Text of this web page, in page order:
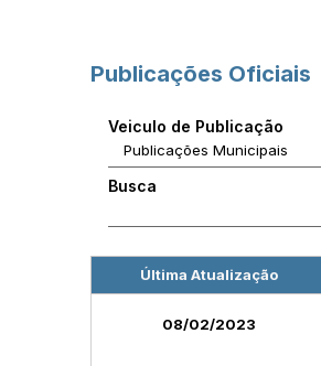
Publicações Oficiais
Veiculo de Publicação
Busca
Última Atualização
08/02/2023